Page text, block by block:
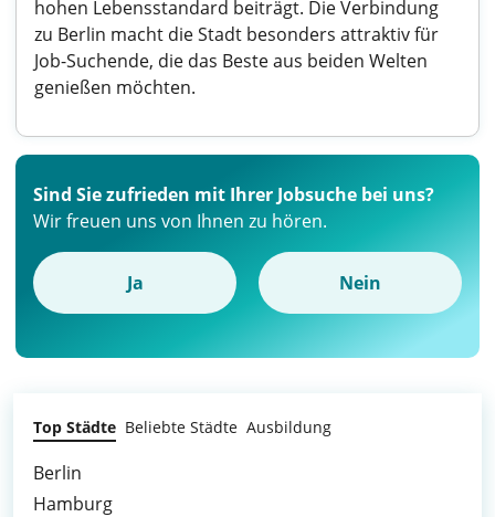
hohen Lebensstandard beiträgt. Die Verbindung
zu Berlin macht die Stadt besonders attraktiv für
Job-Suchende, die das Beste aus beiden Welten
genießen möchten.
Sind Sie zufrieden mit Ihrer Jobsuche bei uns?
Wir freuen uns von Ihnen zu hören.
Ja Nein
Top Städte Beliebte Städte Ausbildung
Berlin
Hamburg